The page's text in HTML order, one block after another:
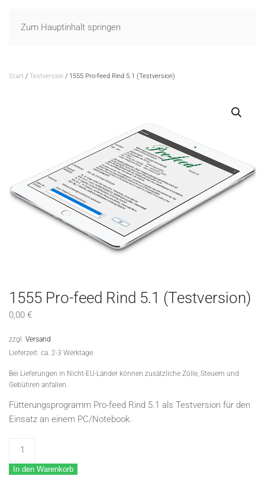
Zum Hauptinhalt springen
Start / Testversion / 1555 Pro-feed Rind 5.1 (Testversion)
1555 Pro-feed Rind 5.1 (Testversion)
0,00 €
zzgl. Versand
Lieferzeit: ca. 2-3 Werktage
Bei Lieferungen in Nicht-EU-Länder können zusätzliche Zölle, Steuern und
Gebühren anfallen.
Fütterungsprogramm Pro-feed Rind 5.1 als Testversion für den
Einsatz an einem PC/Notebook.
1555
feed
In den Warenkorb